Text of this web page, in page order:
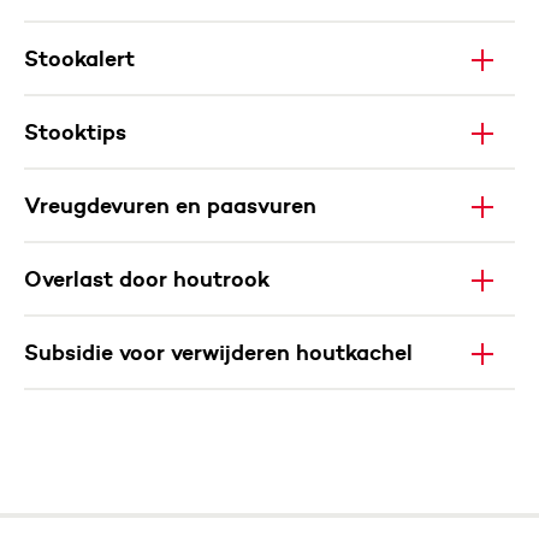
Stookalert
Stooktips
Vreugdevuren en paasvuren
Overlast door houtrook
Subsidie voor verwijderen houtkachel